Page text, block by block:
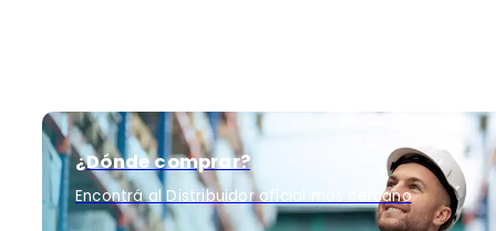
¿Dónde comprar?
Encontrá al Distribuidor oficial más cercano